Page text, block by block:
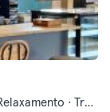
Boulder · Fitness · Indoor Cycling · Pilates · Relaxamento · Treinos Funcionais · Yoga